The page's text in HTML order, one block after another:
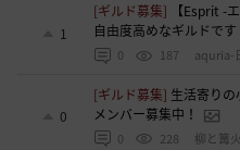
1
[ギルド募集]
【Esprit -
自由度高めなギルドで
0 187 aquria-
0
[ギルド募集] 生活寄り
メンバー募集中！
0 228 柳と篝火